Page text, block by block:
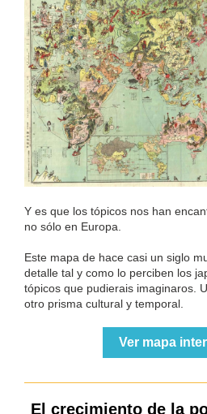
Y es que los tópicos nos han
no sólo en Europa.
Este mapa de hace casi un siglo
detalle tal y como lo perciben los
tópicos que pudierais imaginaros.
otro prisma cultural y temporal.
Ver mapa
El crecimiento de la